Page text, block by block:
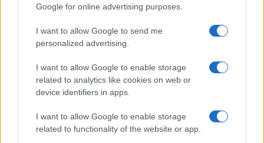
Google for online advertising purposes.
I want to allow Google to send me
personalized advertising.
I want to allow Google to enable storage
related to analytics like cookies on web or
device identifiers in apps.
I want to allow Google to enable storage
related to functionality of the website or app.
checklist pre-go-live, dataset di test condivisi tra IT
e commerciale, e calendario di esperimenti con
obiettivi di margine. La scelta della piattaforma non
finisce alla firma: inizia con una roadmap di
ottimizzazionecontinua, dove dati, regole e
modelli evolvono con il catalogo e con i clienti.